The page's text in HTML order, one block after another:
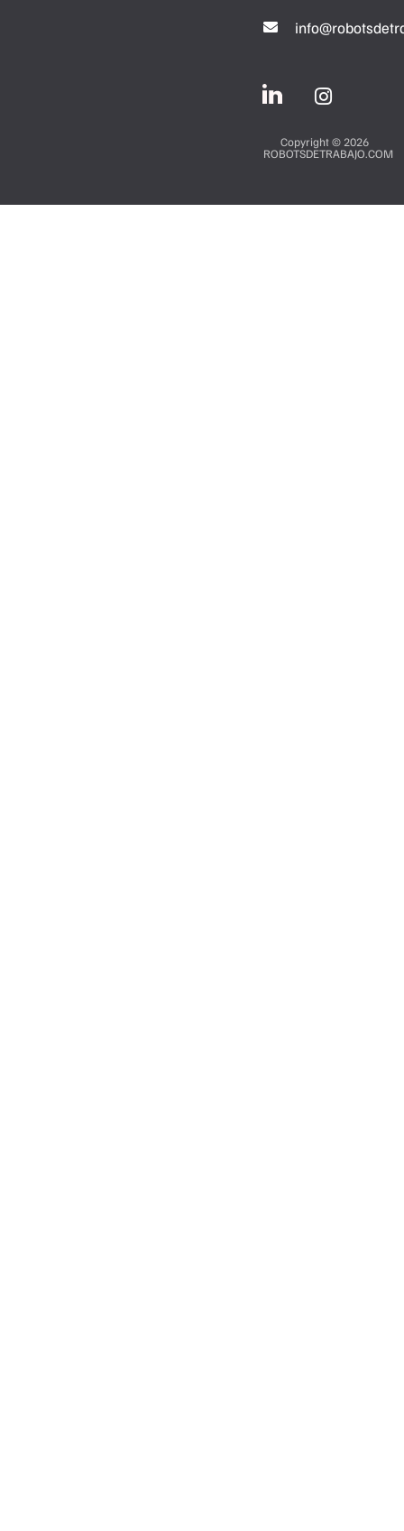
Copyright © 2026
ROBOTSDETRABAJO.COM